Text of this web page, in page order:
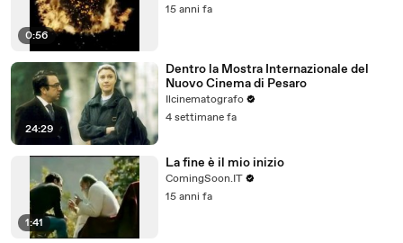
0:56
15 anni fa
24:29
Dentro la Mostra Internazionale del
Nuovo Cinema di Pesaro
Ilcinematografo
4 settimane fa
1:41
La fine è il mio inizio
ComingSoon.IT
15 anni fa